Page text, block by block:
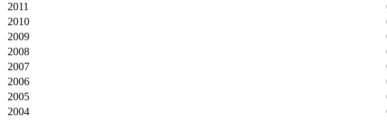
2011
2010
2009
2008
2007
2006
2005
2004